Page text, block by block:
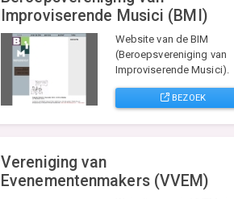
Improviserende Musici (BMI)
Website van de BIM
(Beroepsvereniging van
Improviserende Musici).
BEZOEK
Vereniging van
Evenementenmakers (VVEM)